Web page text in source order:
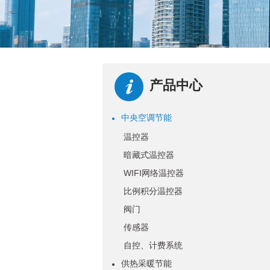
产品中心
●
中央空调节能
温控器
暗藏式温控器
WIFI网络温控器
比例积分温控器
阀门
传感器
自控、计费系统
● 供热采暖节能